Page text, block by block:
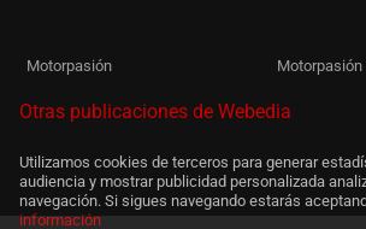
Motorpasión Motorpasión
Otras publicaciones de Webedia
Utilizamos cookies de terceros para generar
audiencia y mostrar publicidad personalizada
navegación. Si sigues navegando estarás
información